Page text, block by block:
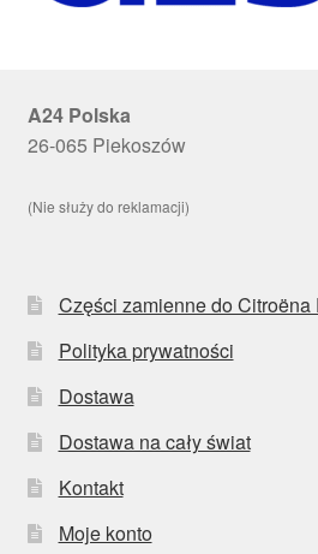
A24 Polska
26-065 Piekoszów
(Nie służy do reklamacji)
Części zamienne do Citroëna
Polityka prywatności
Dostawa
Dostawa na cały świat
Kontakt
Moje konto